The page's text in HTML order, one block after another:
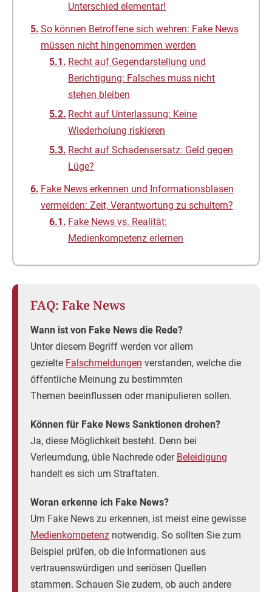
Unterschied elementar!
So können Betroffene sich wehren: Fake News
müssen nicht hingenommen werden
Recht auf Gegendarstellung und
Berichtigung: Falsches muss nicht
stehen bleiben
Recht auf Unterlassung: Keine
Wiederholung riskieren
Recht auf Schadensersatz: Geld gegen
Lüge?
Fake News erkennen und Informationsblasen
vermeiden: Zeit, Verantwortung zu schultern?
Fake News vs. Realität:
Medienkompetenz erlernen
FAQ: Fake News
Wann ist von Fake News die Rede?
Unter diesem Begriff werden vor allem
gezielte Falschmeldungen verstanden, welche die
öffentliche Meinung zu bestimmten
Themen beeinflussen oder manipulieren sollen.
Können für Fake News Sanktionen drohen?
Ja, diese Möglichkeit besteht. Denn bei
Verleumdung, üble Nachrede oder Beleidigung
handelt es sich um Straftaten.
Woran erkenne ich Fake News?
Um Fake News zu erkennen, ist meist eine gewisse
Medienkompetenz notwendig. So sollten Sie zum
Beispiel prüfen, ob die Informationen aus
vertrauenswürdigen und seriösen Quellen
stammen. Schauen Sie zudem, ob auch andere